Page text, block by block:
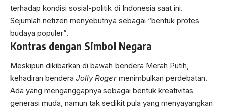
terhadap kondisi sosial-politik di Indonesia saat ini.
Sejumlah netizen menyebutnya sebagai “bentuk protes
budaya populer”.
Kontras dengan Simbol Negara
Meskipun dikibarkan di bawah bendera Merah Putih,
kehadiran bendera Jolly Roger menimbulkan perdebatan.
Ada yang menganggapnya sebagai bentuk kreativitas
generasi muda, namun tak sedikit pula yang menyayangkan